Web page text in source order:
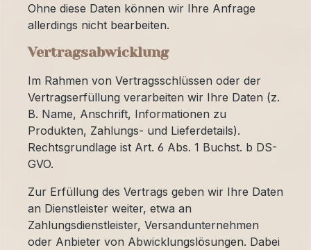
Ohne diese Daten können wir Ihre Anfrage
allerdings nicht bearbeiten.
Vertragsabwicklung
Im Rahmen von Vertragsschlüssen oder der
Vertragserfüllung verarbeiten wir Ihre Daten (z.
B. Name, Anschrift, Informationen zu
Produkten, Zahlungs- und Lieferdetails).
Rechtsgrundlage ist Art. 6 Abs. 1 Buchst. b DS-
GVO.
Zur Erfüllung des Vertrags geben wir Ihre Daten
an Dienstleister weiter, etwa an
Zahlungsdienstleister, Versandunternehmen
oder Anbieter von Abwicklungslösungen. Dabei